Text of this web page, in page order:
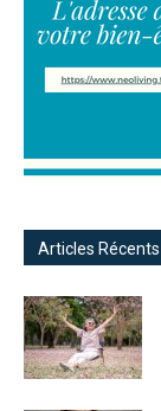
Articles Récents